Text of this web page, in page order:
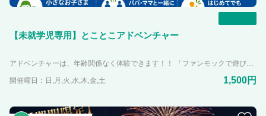
【未就学児専用】とことこアドベンチャー
アドベンチャーは、年齢関係なく体験できます！！ 「ファンモックで遊びたいけどちょっとまだ怖いかも・・・。」「子どもが小さいから遊ばせるのはちょっと・・・。」と思っている皆さんにも、アドベンチャー体験をして頂けるエリアができました🎶 1~6歳の未就学児限定エリアでたくさん身体を動かしてアドベンチャー体験をしてください😊
開催曜日：日,月,火,水,木,金,土 1,500円